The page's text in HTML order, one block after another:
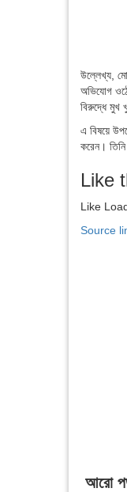
উল্লেখ্য,
অভিযোগ
বিরুদ্ধে মুখ
এ বিষয়ে
করেন।
Like
Like
Source
আরো